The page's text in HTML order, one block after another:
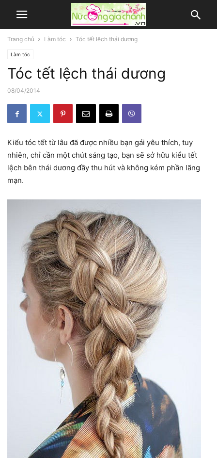
Trang chủ Làm tóc Tóc tết lệch thái dương
Làm tóc
Tóc tết lệch thái dương
08/04/2014
Kiểu tóc tết từ lâu đã được nhiều bạn gái yêu thích, tuy
nhiên, chỉ cần một chút sáng tạo, bạn sẽ sở hữu kiểu tết
lệch bên thái dương đầy thu hút và không kém phần lãng
mạn.